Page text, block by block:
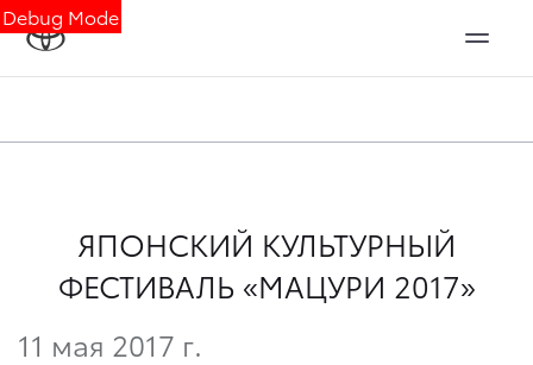
Debug Mode
ЯПОНСКИЙ КУЛЬТУРНЫЙ
ФЕСТИВАЛЬ «МАЦУРИ 2017»
11 мая 2017 г.